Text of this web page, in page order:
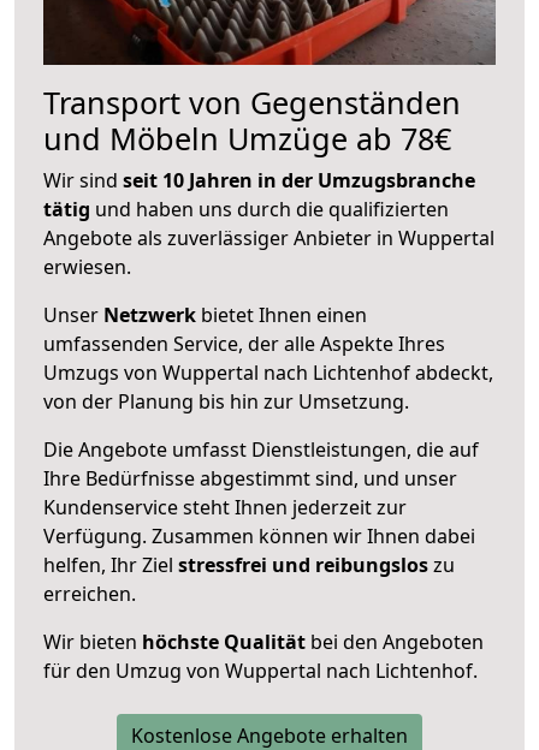
Transport von Gegenständen
und Möbeln Umzüge ab 78€
Wir sind seit 10 Jahren in der Umzugsbranche
tätig und haben uns durch die qualifizierten
Angebote als zuverlässiger Anbieter in Wuppertal
erwiesen.
Unser Netzwerk bietet Ihnen einen
umfassenden Service, der alle Aspekte Ihres
Umzugs von Wuppertal nach Lichtenhof abdeckt,
von der Planung bis hin zur Umsetzung.
Die Angebote umfasst Dienstleistungen, die auf
Ihre Bedürfnisse abgestimmt sind, und unser
Kundenservice steht Ihnen jederzeit zur
Verfügung. Zusammen können wir Ihnen dabei
helfen, Ihr Ziel stressfrei und reibungsloszu
erreichen.
Wir bieten höchste Qualität bei den Angeboten
für den Umzug von Wuppertal nach Lichtenhof.
Kostenlose Angebote erhalten